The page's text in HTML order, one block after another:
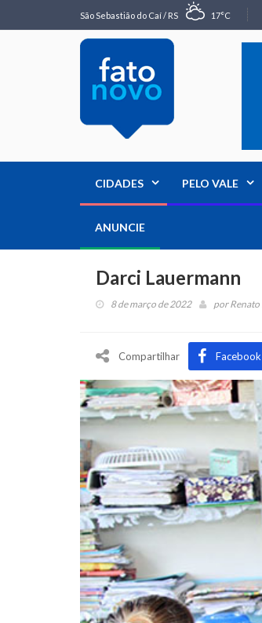
São Sebastião do Caí / RS 17°C
CIDADES PELO VALE
ANUNCIE
Darci Lauermann
8 de março de 2022 porRenato
Compartilhar Facebook